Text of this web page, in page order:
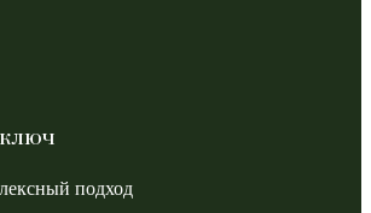
подход